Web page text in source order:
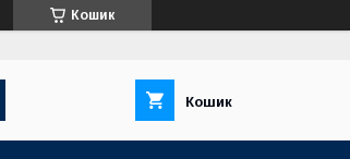
Кошик
Кошик